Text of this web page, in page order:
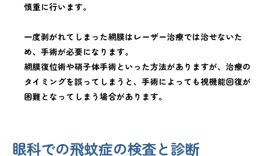
慎重に行います。
一度剥がれてしまった網膜はレーザー治療では治せないた
め、手術が必要になります。
網膜復位術や硝子体手術といった方法がありますが、治療の
タイミングを誤ってしまうと、手術によっても視機能回復が
困難となってしまう場合があります。
眼科での飛蚊症の検査と診断